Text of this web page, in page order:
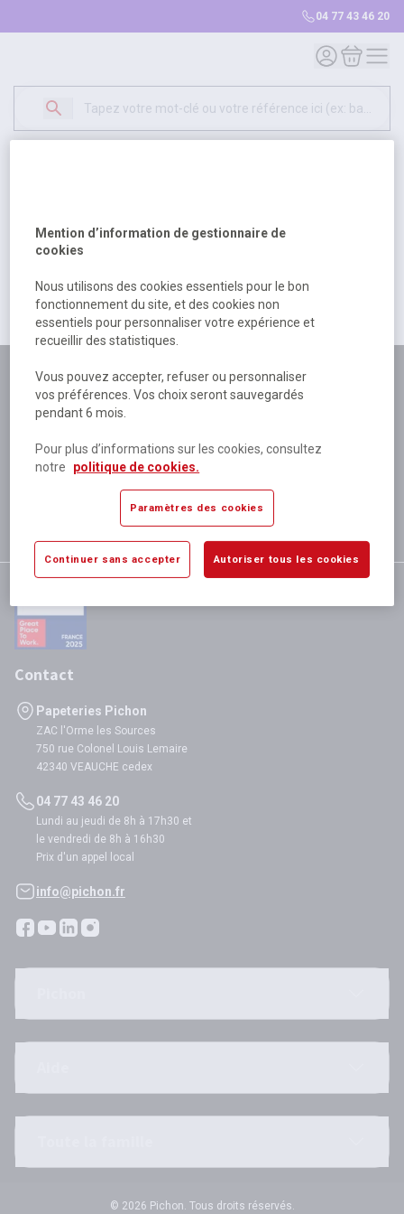
04 77 43 46 20
Mon compte
Mon
500
excuser pour la gêne occasionée.
Retour Retour à l'accueil
Plus de 180 personnes
à votre écoute
Plus de 80 000 références
disponibles
Expédition le jour même
si validation avant 12h
satisfaction totale
Contact
Papeteries Pichon
ZAC l'Orme les Sources
750 rue Colonel Louis Lemaire
42340 VEAUCHE cedex
04 77 43 46 20
Lundi au jeudi de 8h à 17h30 et
le vendredi de 8h à 16h30
Prix d'un appel local
info@pichon.fr
© 2026 Pichon. Tous droits réservés.
Mention d’information de gestionnaire de
cookies
Nous utilisons des cookies essentiels pour le bon
fonctionnement du site, et des cookies non
essentiels pour personnaliser votre expérience et
recueillir des statistiques.
Vous pouvez accepter, refuser ou personnaliser
vos préférences. Vos choix seront sauvegardés
pendant 6 mois.
Pour plus d’informations sur les cookies, consultez
notre
politique de cookies.
Paramètres des cookies
Continuer sans accepter Autoriser tous les cookies